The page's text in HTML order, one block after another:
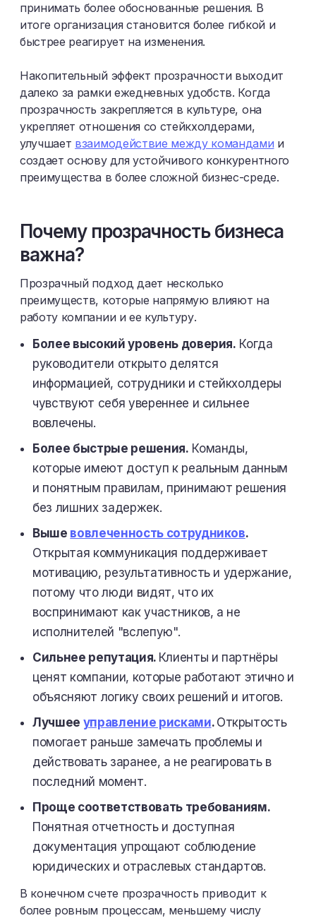
принимать более обоснованные решения. В
итоге организация становится более гибкой и
быстрее реагирует на изменения.
Накопительный эффект прозрачности выходит
далеко за рамки ежедневных удобств. Когда
прозрачность закрепляется в культуре, она
укрепляет отношения со стейкхолдерами,
улучшает взаимодействие между командами и
создает основу для устойчивого конкурентного
преимущества в более сложной бизнес-среде.
Почему прозрачность бизнеса
важна?
Прозрачный подход дает несколько
преимуществ, которые напрямую влияют на
работу компании и ее культуру.
Более высокий уровень доверия. Когда
руководители открыто делятся
информацией, сотрудники и стейкхолдеры
чувствуют себя увереннее и сильнее
вовлечены.
Более быстрые решения. Команды,
которые имеют доступ к реальным данным
и понятным правилам, принимают решения
без лишних задержек.
Выше вовлеченность сотрудников.
Открытая коммуникация поддерживает
мотивацию, результативность и удержание,
потому что люди видят, что их
воспринимают как участников, а не
исполнителей "вслепую".
Сильнее репутация. Клиенты и партнёры
ценят компании, которые работают этично и
объясняют логику своих решений и итогов.
Лучшее управление рисками. Открытость
помогает раньше замечать проблемы и
действовать заранее, а не реагировать в
последний момент.
Проще соответствовать требованиям.
Понятная отчетность и доступная
документация упрощают соблюдение
юридических и отраслевых стандартов.
В конечном счете прозрачность приводит к
более ровным процессам, меньшему числу